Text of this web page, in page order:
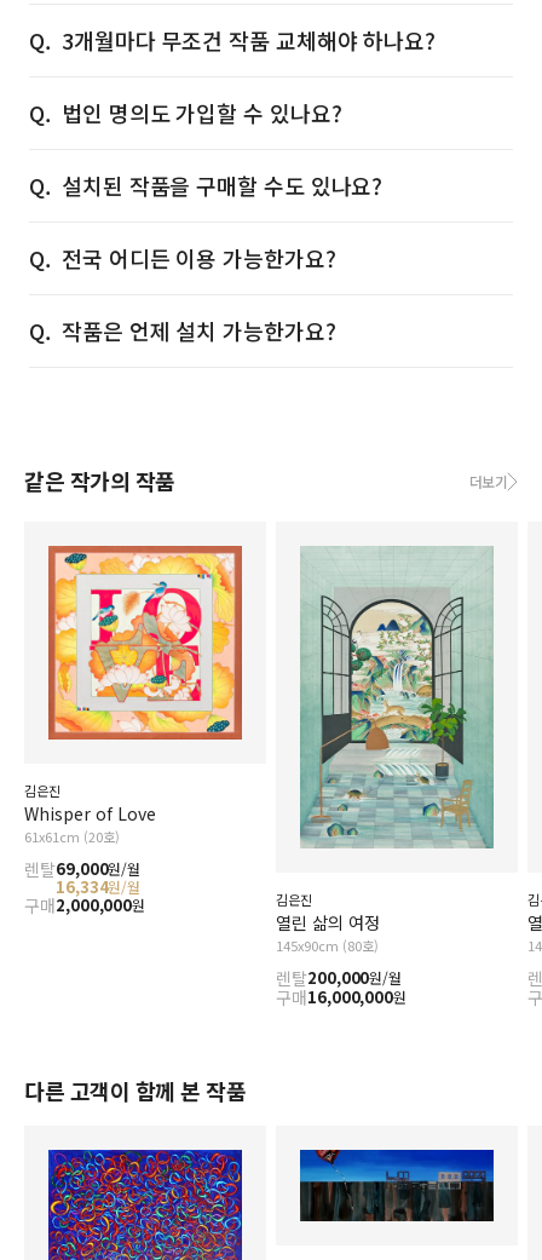
3개월마다 무조건 작품 교체해야 하나요?
법인 명의도 가입할 수 있나요?
설치된 작품을 구매할 수도 있나요?
전국 어디든 이용 가능한가요?
작품은 언제 설치 가능한가요?
같은 작가의 작품 더보기
김은진
Whisper of Love
61x61cm (20호)
렌탈69,000원/월
16,334원/월
구매2,000,000원 김은진
열린 삶의 여정
145x90cm (80호)
렌탈200,000원/월
구매16,000,000원
다른 고객이 함께 본 작품